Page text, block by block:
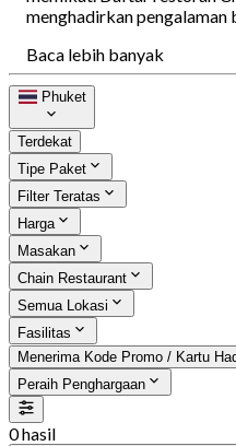
menghadirkan pengalaman
Baca lebih banyak
Phuket
Terdekat
Tipe Paket
Filter Teratas
Harga
Masakan
Chain Restaurant
Semua Lokasi
Fasilitas
Menerima Kode Promo / Kartu
Peraih Penghargaan
0 hasil